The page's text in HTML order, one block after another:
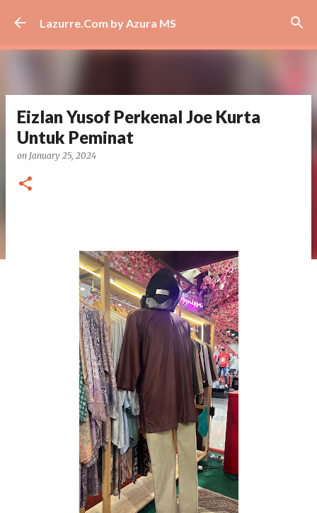
Skip to main content
Lazurre.Com by Azura MS
Eizlan Yusof Perkenal Joe Kurta
Untuk Peminat
on January 25, 2024